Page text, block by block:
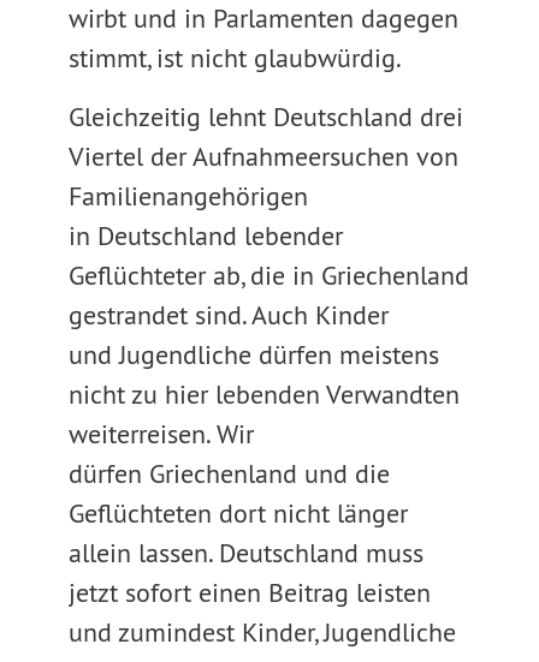
wirbt und in Parlamenten dagegen
stimmt, ist nicht glaubwürdig.
Gleichzeitig lehnt Deutschland drei
Viertel der Aufnahmeersuchen von
Familienangehörigen
in Deutschland lebender
Geflüchteter ab, die in Griechenland
gestrandet sind. Auch Kinder
und Jugendliche dürfen meistens
nicht zu hier lebenden Verwandten
weiterreisen. Wir
dürfen Griechenland und die
Geflüchteten dort nicht länger
allein lassen. Deutschland muss
jetzt sofort einen Beitrag leisten
und zumindest Kinder, Jugendliche